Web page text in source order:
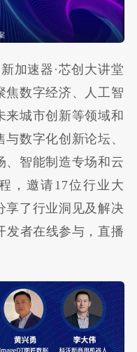
加速器·芯创大讲堂
焦数字经济、人工智
来城市创新等领域和
数字化创新论坛、
、智能制造专场和云
，邀请17位行业大
享了行业洞见及解决
发者在线参与，直播